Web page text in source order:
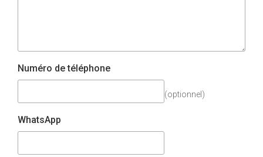
Numéro de téléphone
(optionnel)
WhatsApp